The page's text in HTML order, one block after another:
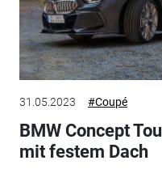
31.05.2023 #Coupé
BMW Concept
mit festem Dach